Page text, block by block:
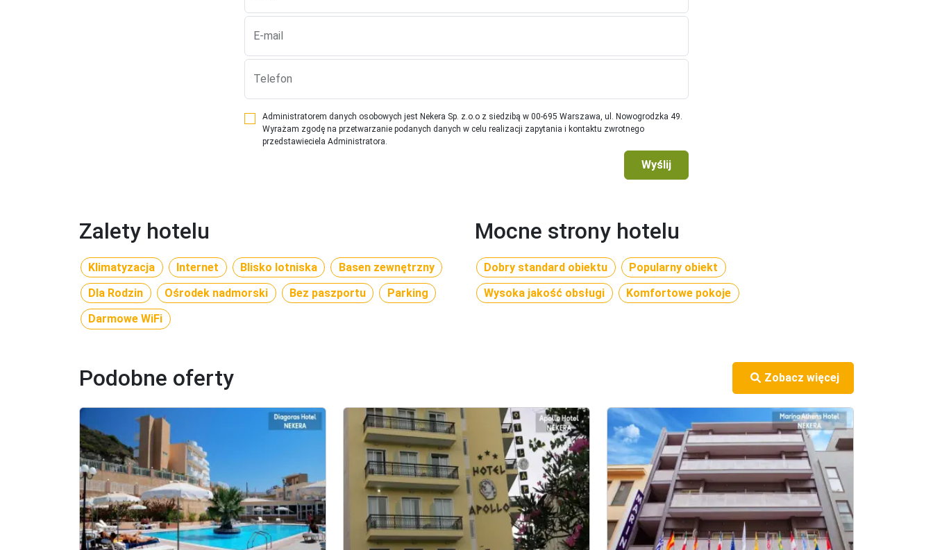
E-mail
Telefon
Administratorem danych osobowych jest Nekera Sp. z.o.o z siedzibą w 00-695 Warszawa, ul. Nowogrodzka 49.
Wyrażam zgodę na przetwarzanie podanych danych w celu realizacji zapytania i kontaktu zwrotnego
przedstawieciela Administratora.
Wyślij
Zalety hotelu
Klimatyzacja Internet Blisko lotniska
Basen zewnętrzny
Dla Rodzin
Ośrodek nadmorski Bez paszportu
Parking
Darmowe WiFi
Mocne strony hotelu
Dobry standard obiektu
Popularny obiekt
Wysoka jakość obsługi
Komfortowe pokoje
Podobne oferty Zobacz więcej